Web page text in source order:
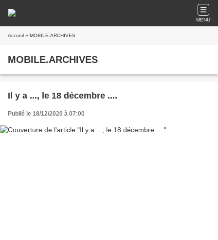
MENU
Accueil » MOBILE.ARCHIVES
MOBILE.ARCHIVES
Il y a ..., le 18 décembre ....
Publié le 18/12/2020 à 07:00